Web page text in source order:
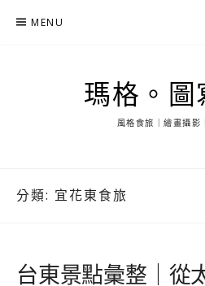
MENU
瑪格。圖
風格食旅｜繪畫攝影
分類: 宜花東食旅
台東景點彙整｜從